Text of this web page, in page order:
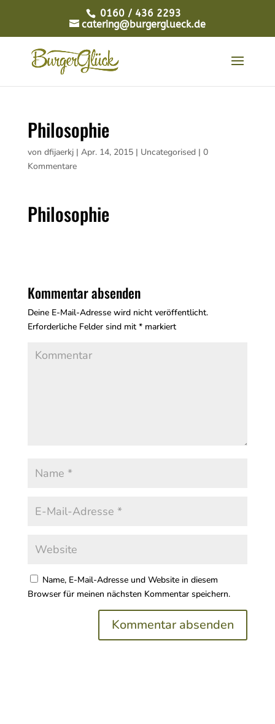
0160 / 436 2293
catering@burgerglueck.de
Philosophie
von dfijaerkj| Apr. 14, 2015| Uncategorised| 0
Kommentare
Philosophie
Kommentar absenden
Deine E-Mail-Adresse wird nicht veröffentlicht.
Erforderliche Felder sind mit *markiert
Name, E-Mail-Adresse und Website in diesem
Browser für meinen nächsten Kommentar speichern.